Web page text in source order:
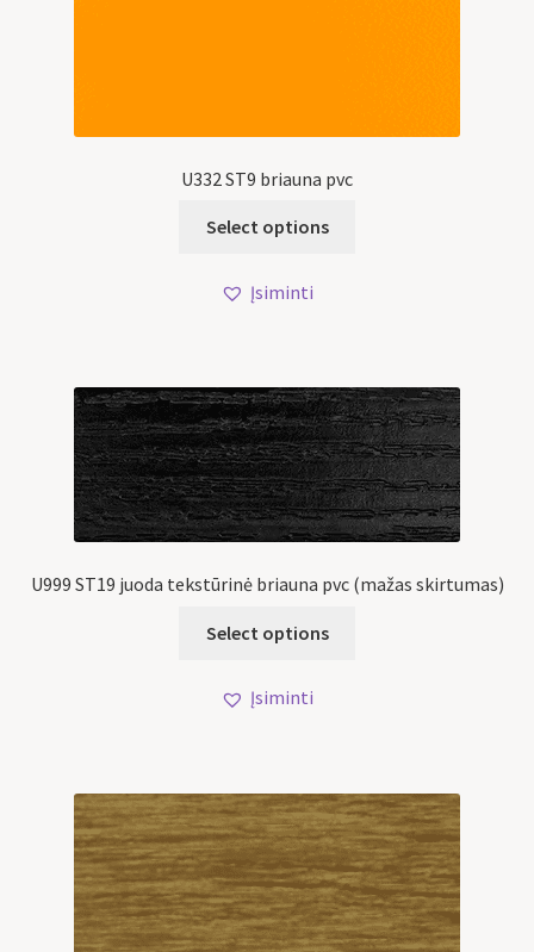
U332 ST9 briauna pvc
Select options
Įsiminti
U999 ST19 juoda tekstūrinė briauna pvc (mažas skirtumas)
Select options
Įsiminti